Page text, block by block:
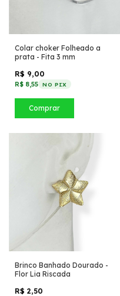
Colar choker Folheado a
prata - Fita 3 mm
R$ 9,00
R$ 8,55 NO PIX
Comprar
Brinco Banhado Dourado -
Flor Lia Riscada
R$ 2,50